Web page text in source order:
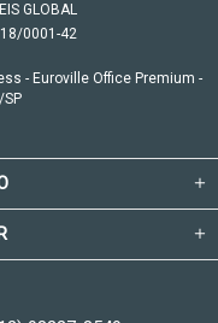
GLOBAL
0001-42
- Euroville Office Premium -